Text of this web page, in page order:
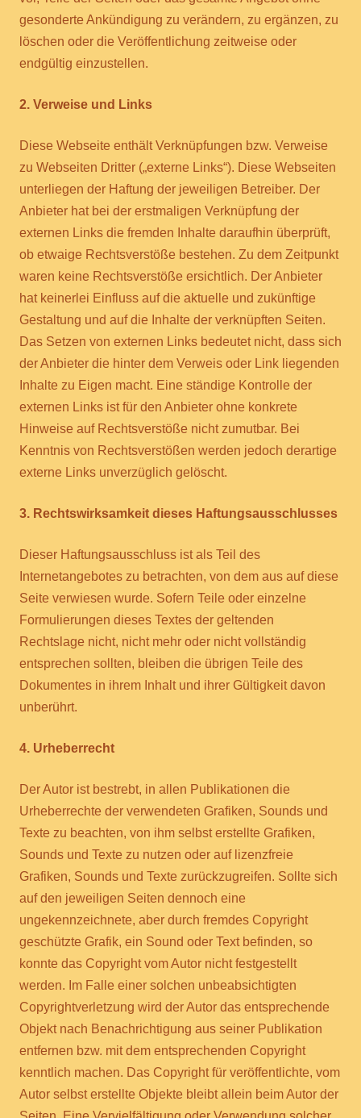
gesonderte Ankündigung zu verändern, zu ergänzen, zu
löschen oder die Veröffentlichung zeitweise oder
endgültig einzustellen.
2. Verweise und Links
Diese Webseite enthält Verknüpfungen bzw. Verweise
zu Webseiten Dritter („externe Links“). Diese Webseiten
unterliegen der Haftung der jeweiligen Betreiber. Der
Anbieter hat bei der erstmaligen Verknüpfung der
externen Links die fremden Inhalte daraufhin überprüft,
ob etwaige Rechtsverstöße bestehen. Zu dem Zeitpunkt
waren keine Rechtsverstöße ersichtlich. Der Anbieter
hat keinerlei Einfluss auf die aktuelle und zukünftige
Gestaltung und auf die Inhalte der verknüpften Seiten.
Das Setzen von externen Links bedeutet nicht, dass sich
der Anbieter die hinter dem Verweis oder Link liegenden
Inhalte zu Eigen macht. Eine ständige Kontrolle der
externen Links ist für den Anbieter ohne konkrete
Hinweise auf Rechtsverstöße nicht zumutbar. Bei
Kenntnis von Rechtsverstößen werden jedoch derartige
externe Links unverzüglich gelöscht.
3. Rechtswirksamkeit dieses Haftungsausschlusses
Dieser Haftungsausschluss ist als Teil des
Internetangebotes zu betrachten, von dem aus auf diese
Seite verwiesen wurde. Sofern Teile oder einzelne
Formulierungen dieses Textes der geltenden
Rechtslage nicht, nicht mehr oder nicht vollständig
entsprechen sollten, bleiben die übrigen Teile des
Dokumentes in ihrem Inhalt und ihrer Gültigkeit davon
unberührt.
4. Urheberrecht
Der Autor ist bestrebt, in allen Publikationen die
Urheberrechte der verwendeten Grafiken, Sounds und
Texte zu beachten, von ihm selbst erstellte Grafiken,
Sounds und Texte zu nutzen oder auf lizenzfreie
Grafiken, Sounds und Texte zurückzugreifen. Sollte sich
auf den jeweiligen Seiten dennoch eine
ungekennzeichnete, aber durch fremdes Copyright
geschützte Grafik, ein Sound oder Text befinden, so
konnte das Copyright vom Autor nicht festgestellt
werden. Im Falle einer solchen unbeabsichtigten
Copyrightverletzung wird der Autor das entsprechende
Objekt nach Benachrichtigung aus seiner Publikation
entfernen bzw. mit dem entsprechenden Copyright
kenntlich machen. Das Copyright für veröffentlichte, vom
Autor selbst erstellte Objekte bleibt allein beim Autor der